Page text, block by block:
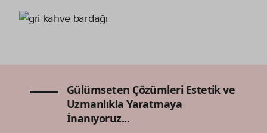
Gülümseten Çözümleri Estetik ve
Uzmanlıkla Yaratmaya
İnanıyoruz...